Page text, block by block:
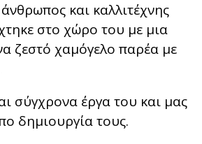
και καλλιτέχνης
στο χώρο του με μια
ζεστό χαμόγελο παρέα με
σύγχρονα έργα του και μας
δημιουργία τους.